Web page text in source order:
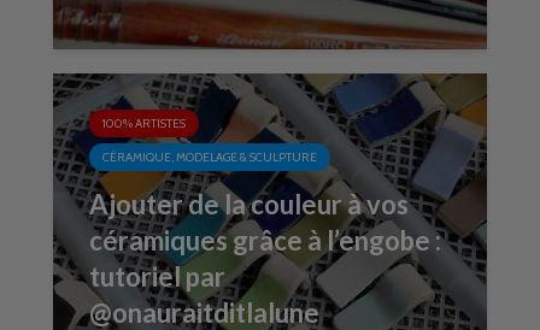
100% ARTISTES
CÉRAMIQUE, MODELAGE & SCULPTURE
Ajouter de la couleur à vos
céramiques grâce à l’engobe :
tutoriel par
@onauraitditlalune